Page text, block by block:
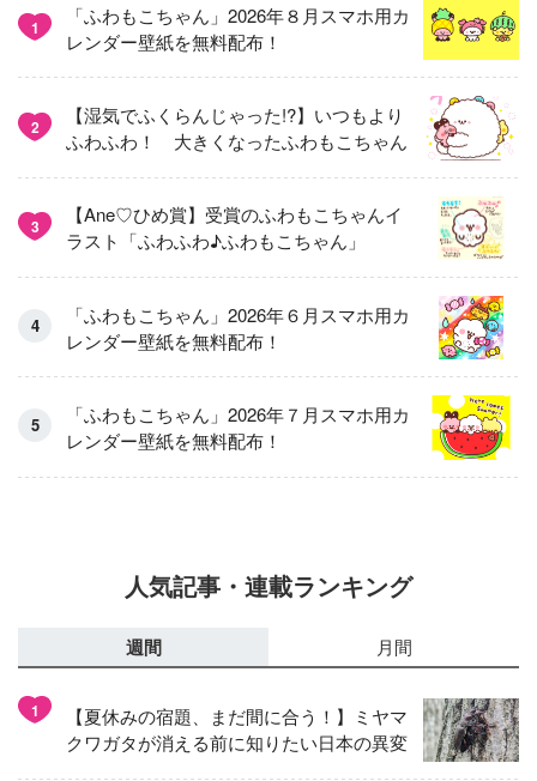
1
「ふわもこちゃん」2026年８月スマホ用カ
レンダー壁紙を無料配布！
2
【湿気でふくらんじゃった!?】いつもより
ふわふわ！ 大きくなったふわもこちゃん
3
【Ane♡ひめ賞】受賞のふわもこちゃんイ
ラスト「ふわふわ♪ふわもこちゃん」
「ふわもこちゃん」2026年６月スマホ用カ
レンダー壁紙を無料配布！
「ふわもこちゃん」2026年７月スマホ用カ
レンダー壁紙を無料配布！
人気記事・連載ランキング
週間 月間
1
【夏休みの宿題、まだ間に合う！】ミヤマ
クワガタが消える前に知りたい日本の異変